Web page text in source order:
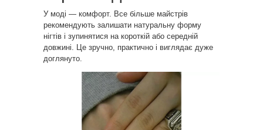
У моді — комфорт. Все більше майстрів
рекомендують залишати натуральну форму
нігтів і зупинятися на короткій або середній
довжині. Це зручно, практично і виглядає дуже
доглянуто.